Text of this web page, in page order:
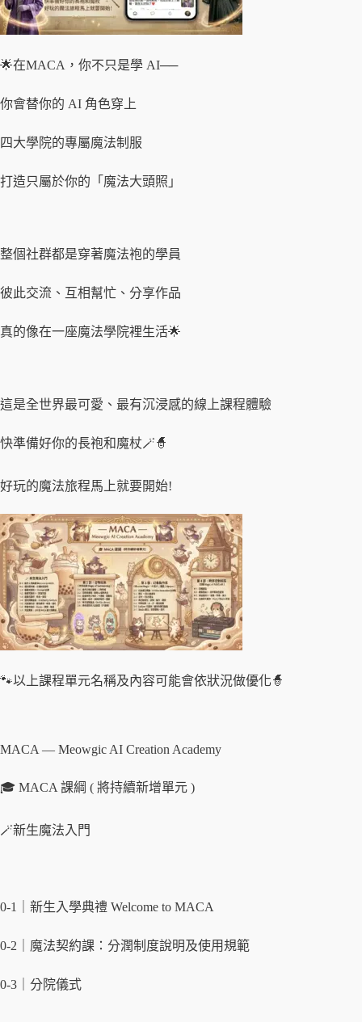
🌟在MACA，你不只是學 AI──
你會替你的 AI 角色穿上
四大學院的專屬魔法制服
打造只屬於你的「魔法大頭照」
整個社群都是穿著魔法袍的學員
彼此交流、互相幫忙、分享作品
真的像在一座魔法學院裡生活🌟
這是全世界最可愛、最有沉浸感的線上課程體驗
快準備好你的長袍和魔杖🪄🧙
好玩的魔法旅程馬上就要開始!
🐾以上課程單元名稱及內容可能會依狀況做優化🧙
MACA — Meowgic AI Creation Academy
🎓 MACA 課綱 ( 將持續新增單元 )
🪄新生魔法入門
0-1｜新生入學典禮 Welcome to MACA
0-2｜魔法契約課：分潤制度說明及使用規範
0-3｜分院儀式